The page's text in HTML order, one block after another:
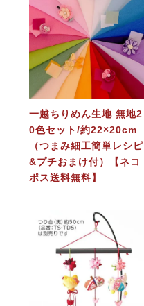
一越ちりめん生地 無地2
0色セット/約22×20cm
（つまみ細工簡単レシピ
&プチおまけ付）【ネコ
ポス送料無料】